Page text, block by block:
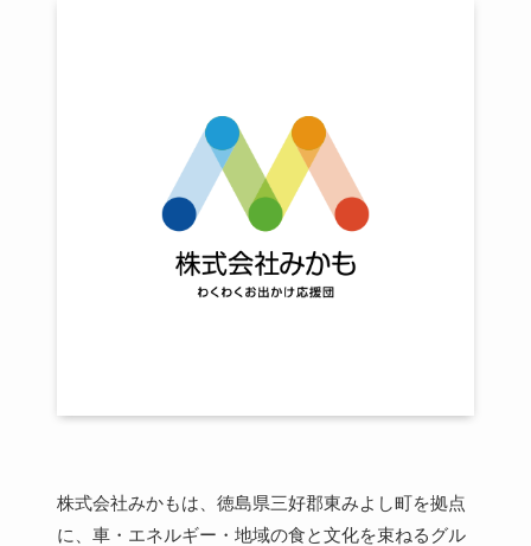
株式会社みかもは、徳島県三好郡東みよし町を拠点
に、車・エネルギー・地域の食と文化を束ねるグル